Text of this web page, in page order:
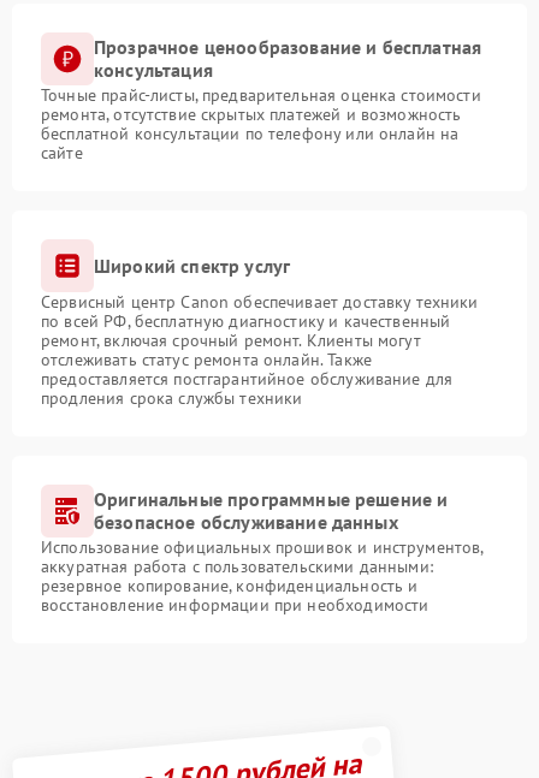
Прозрачное ценообразование и бесплатная
консультация
Точные прайс-листы, предварительная оценка стоимости
ремонта, отсутствие скрытых платежей и возможность
бесплатной консультации по телефону или онлайн на
сайте
Широкий спектр услуг
Сервисный центр Canon обеспечивает доставку техники
по всей РФ, бесплатную диагностику и качественный
ремонт, включая срочный ремонт. Клиенты могут
отслеживать статус ремонта онлайн. Также
предоставляется постгарантийное обслуживание для
продления срока службы техники
Оригинальные программные решение и
безопасное обслуживание данных
Использование официальных прошивок и инструментов,
аккуратная работа с пользовательскими данными:
резервное копирование, конфиденциальность и
восстановление информации при необходимости